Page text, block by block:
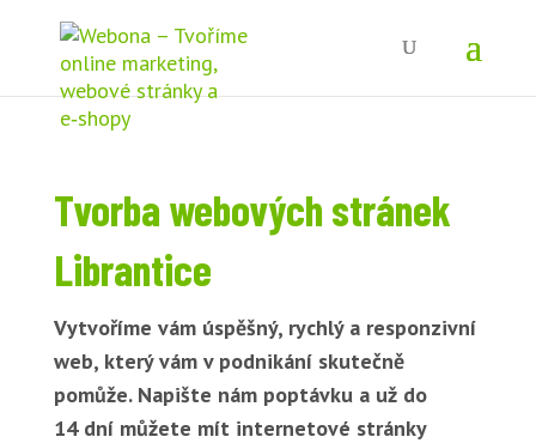
Tvorba webových stránek
Librantice
Vytvoříme vám úspěšný, rychlý a responzivní
web, který vám v podnikání skutečně
pomůže. Napište nám poptávku a už do
14 dní můžete mít internetové stránky